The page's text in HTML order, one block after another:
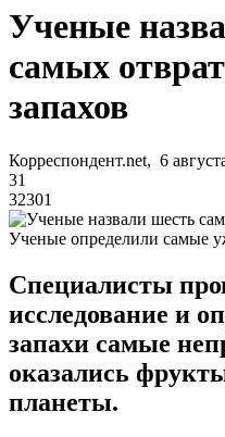
Ученые
самых
запахов
Корреспондент.net, 6
31
32301
Ученые определили самые
Специалисты
исследование и
запахи самые
оказались
планеты.